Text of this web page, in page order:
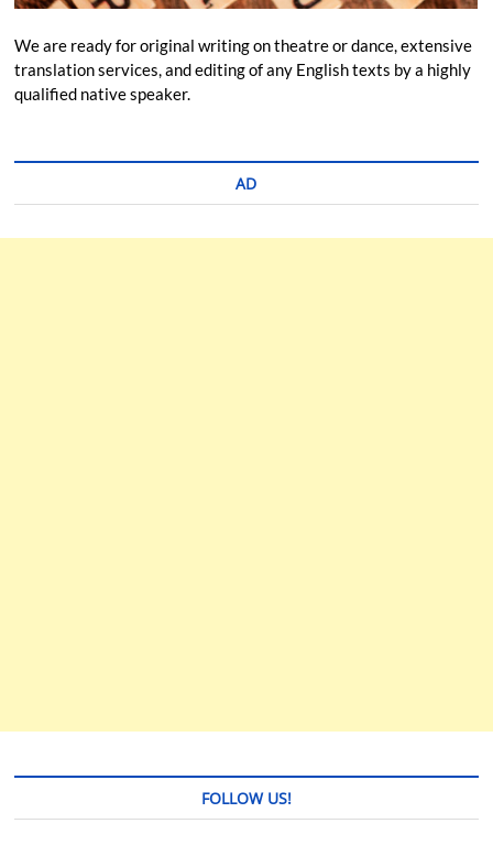
We are ready for original writing on theatre or dance, extensive
translation services, and editing of any English texts by a highly
qualified native speaker.
AD
FOLLOW US!